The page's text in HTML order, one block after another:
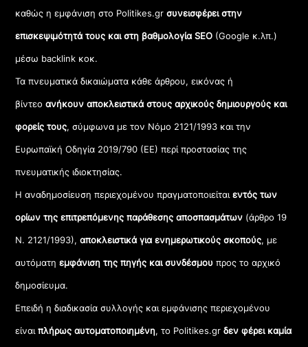
καθώς η εμφάνιση στο Politikes.gr συνεισφέρει στην
επισκεψιμότητά τους και στη βαθμολογία SEO (Google κ.λπ.)
μέσω backlink κοκ.
Τα πνευματικά δικαιώματα κάθε άρθρου, εικόνας ή
βίντεοανήκουν αποκλειστικά στους αρχικούς δημιουργούς και
φορείς τους, σύμφωνα με τον Νόμο 2121/1993 και την
Ευρωπαϊκή Οδηγία 2019/790 (ΕΕ) περί προστασίας της
πνευματικής ιδιοκτησίας.
Η αναδημοσίευση περιεχομένου πραγματοποιείταιεντός των
ορίων της επιτρεπόμενης παράθεσης αποσπασμάτων (άρθρο 19
Ν. 2121/1993), αποκλειστικά για ενημερωτικούς σκοπούς, με
αυτόματηεμφάνιση της πηγής και συνδέσμου προς το αρχικό
δημοσίευμα.
Επειδή η διαδικασία συλλογής και εμφάνισης περιεχομένου
είναιπλήρως αυτοματοποιημένη, το Politikes.grδεν φέρει καμία